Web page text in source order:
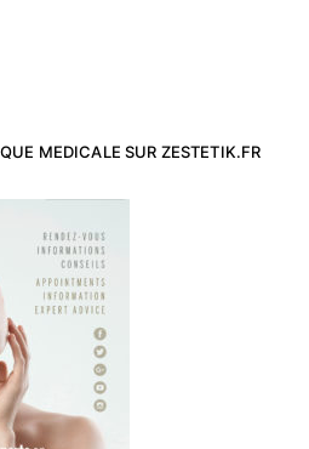
MEDICALE SUR ZESTETIK.FR